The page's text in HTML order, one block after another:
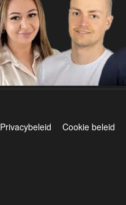
Privacybeleid Cookie beleid